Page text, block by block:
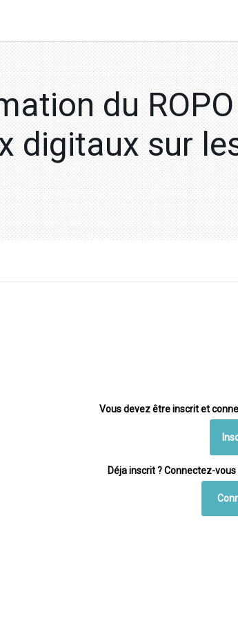
du
digitaux sur
Vous devez être inscrit et
Déja inscrit ? Connectez-